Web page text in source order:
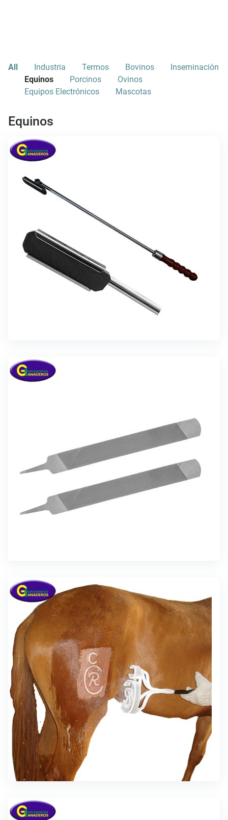
All Industria Termos Bovinos
Inseminación
Equinos
Porcinos
Ovinos
Equipos Electrónicos
Mascotas
Equinos